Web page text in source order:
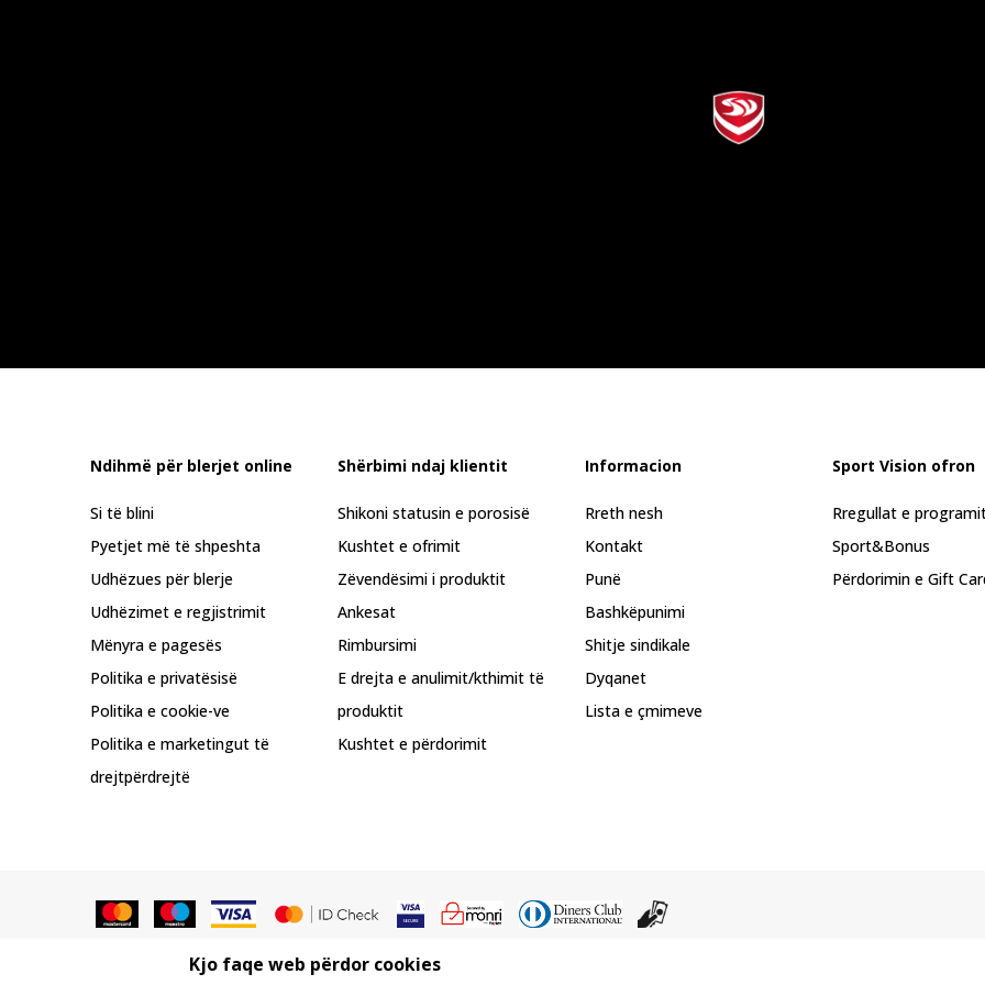
Ndihmë për blerjet online
Si të blini
Pyetjet më të shpeshta
Udhëzues për blerje
Udhëzimet e regjistrimit
Mënyra e pagesës
Politika e privatësisë
Politika e cookie-ve
Politika e marketingut të
drejtpërdrejtë
Shërbimi ndaj klientit
Shikoni statusin e porosisë
Kushtet e ofrimit
Zëvendësimi i produktit
Ankesat
Rimbursimi
E drejta e anulimit/kthimit të
produktit
Kushtet e përdorimit
Informacion
Rreth nesh
Kontakt
Punë
Bashkëpunimi
Shitje sindikale
Dyqanet
Lista e çmimeve
Sport Vision ofron
Rregullat e
Sport&Bonus
Përdorimin e Gift
Nuk lejohet shkarkimi ose përdorimi i përmbajtjes nga faqet e internetit të BDS.MK, pjesërisht ose tërësisht, dhe i
Kjo faqe web përdor cookies